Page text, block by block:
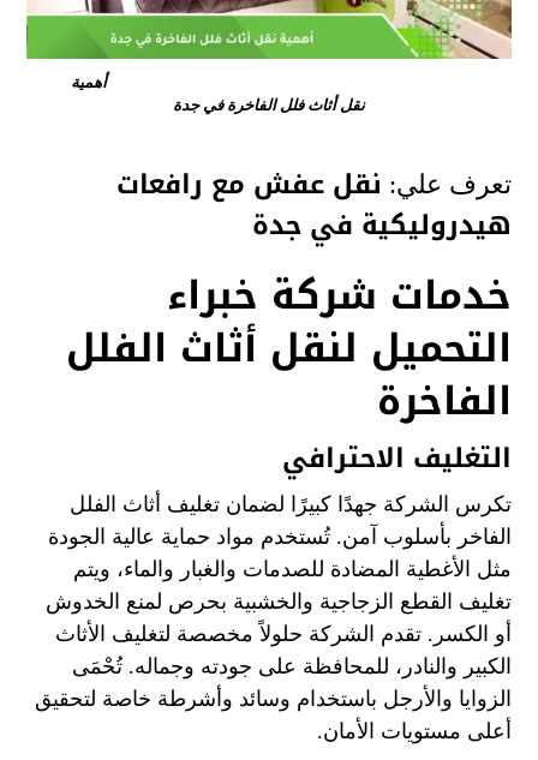
أهمية
نقل أثاث فلل الفاخرة في جدة
تعرف علي: نقل عفش مع رافعات
هيدروليكية في جدة
خدمات شركة خبراء
التحميل لنقل أثاث الفلل
الفاخرة
التغليف الاحترافي
تكرس الشركة جهدًا كبيرًا لضمان تغليف أثاث الفلل
الفاخر بأسلوب آمن. تُستخدم مواد حماية عالية الجودة
مثل الأغطية المضادة للصدمات والغبار والماء، ويتم
تغليف القطع الزجاجية والخشبية بحرص لمنع الخدوش
أو الكسر. تقدم الشركة حلولاً مخصصة لتغليف الأثاث
الكبير والنادر، للمحافظة على جودته وجماله. تُحْمَى
الزوايا والأرجل باستخدام وسائد وأشرطة خاصة لتحقيق
أعلى مستويات الأمان.